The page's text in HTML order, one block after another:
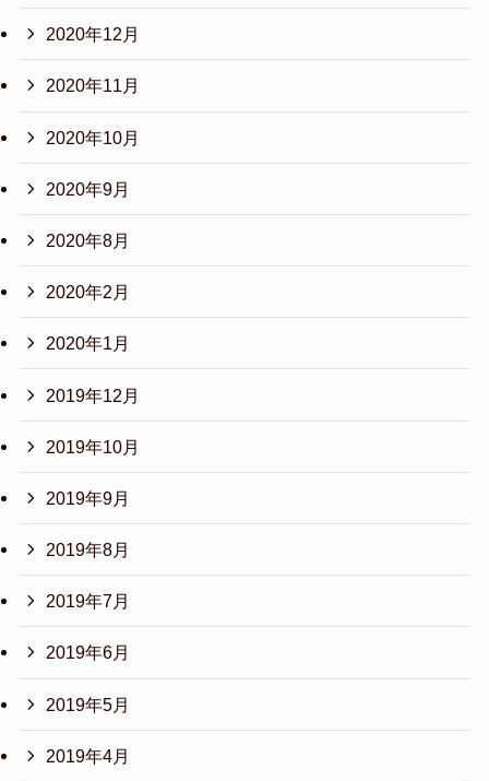
2020年12月
2020年11月
2020年10月
2020年9月
2020年8月
2020年2月
2020年1月
2019年12月
2019年10月
2019年9月
2019年8月
2019年7月
2019年6月
2019年5月
2019年4月